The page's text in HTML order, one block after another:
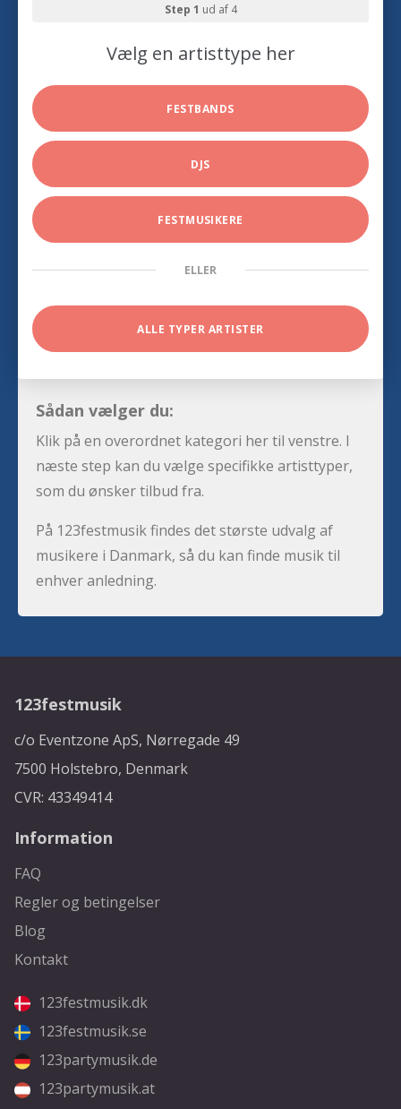
Step 1 ud af 4
Vælg en artisttype her
FESTBANDS
DJS
FESTMUSIKERE
ELLER
ALLE TYPER ARTISTER
Sådan vælger du:
Klik på en overordnet kategori her til venstre. I
næste step kan du vælge specifikke artisttyper,
som du ønsker tilbud fra.
På 123festmusik findes det største udvalg af
musikere i Danmark, så du kan finde musik til
enhver anledning.
123festmusik
c/o Eventzone ApS, Nørregade 49
7500 Holstebro, Denmark
CVR: 43349414
Information
FAQ
Regler og betingelser
Blog
Kontakt
123festmusik.dk
123festmusik.se
123partymusik.de
123partymusik.at